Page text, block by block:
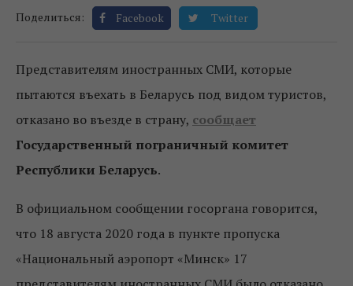
Поделиться: Facebook Twitter
Представителям иностранных СМИ, которые
пытаются въехать в Беларусь под видом туристов,
отказано во въезде в страну, сообщает
Государственный пограничный комитет
Республики Беларусь.
В официальном сообщении госоргана говорится,
что 18 августа 2020 года в пункте пропуска
«Национальный аэропорт «Минск» 17